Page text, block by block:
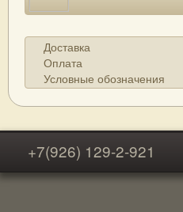
Доставка
Оплата
Условные обозначения
+7(926) 129-2-921